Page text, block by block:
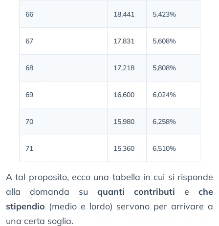
66 18,441 5,423%
67 17,831 5,608%
68 17,218 5,808%
69 16,600 6,024%
70 15,980 6,258%
71 15,360 6,510%
A tal proposito, ecco una tabella in cui si risponde
alla domanda su quanti contributi e che
stipendio (medio e lordo) servono per arrivare a
una certa soglia.